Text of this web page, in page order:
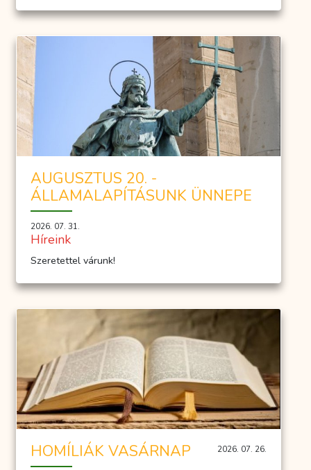
AUGUSZTUS 20. -
ÁLLAMALAPÍTÁSUNK ÜNNEPE
2026. 07. 31.
Híreink
Szeretettel várunk!
HOMÍLIÁK VASÁRNAP 2026. 07. 26.